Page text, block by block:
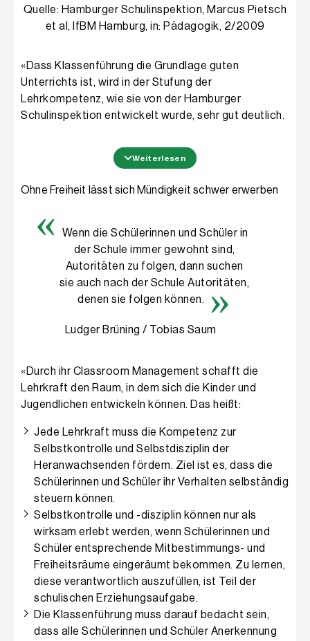
Quelle: Hamburger Schulinspektion, Marcus Pietsch
et al, IfBM Hamburg, in: Pädagogik, 2/2009
«Dass Klassenführung die Grundlage guten
Unterrichts ist, wird in der Stufung der
Lehrkompetenz, wie sie von der Hamburger
Schulinspektion entwickelt wurde, sehr gut deutlich.
beobachteten Unterrichtsstunden wurden die
Kompetenzen der Lehrerinnen und Lehrer
Forschung eine Einschätzung vorgenommen, welche
aufbauen. Dabei wurde deutlich: Ein gutes Lernklima
und eine ausgeprägte Klassenführungskompetenz
sind die Basis des gesamten Lehrerhandelns.
Stufe 1: Grundlegend ist, dass ein lernförderliches
Unterrichtsklima geschaffen wird, dass dem
Unterricht klare Strukturen zugrunde liegen und dass
ist wertschätzend und respektvoll und auch die
Heranwachsenden gehen freundlich miteinander um.
Klassenführung aufbauen, in der Transparenz über
die Ziele und Abläufe des Unterrichts herrscht, die
Lernzeit hoch ist und die Lehrkraft mit Störungen
angemessen und effektiv umgeht.
Stufe 3: Diese Ebene ermöglicht wiederum einen
Unterricht, in dem die Schülerinnen und Schüler
Lernstrategien erwerben und mit diesen aktiv lernen.
Stufe 4: Und erst auf dieser Basis ist ein Unterricht
möglich, in dem individualisiert bzw. differenziert wird
und in dem die Heranwachsenden den Lernprozess
zeitweise selbst steuern und organisieren.
Weiterlesen
Ohne Freiheit lässt sich Mündigkeit schwer erwerben
Wenn die Schülerinnen und Schüler in
der Schule immer gewohnt sind,
Autoritäten zu folgen, dann suchen
sie auch nach der Schule Autoritäten,
denen sie folgen können.
Ludger Brüning / Tobias Saum
«Durch ihr Classroom Management schafft die
Lehrkraft den Raum, in dem sich die Kinder und
Jugendlichen entwickeln können. Das heißt:
Jede Lehrkraft muss die Kompetenz zur
Selbstkontrolle und Selbstdisziplin der
Heranwachsenden fördern. Ziel ist es, dass die
Schülerinnen und Schüler ihr Verhalten selbständig
steuern können.
Selbstkontrolle und -disziplin können nur als
wirksam erlebt werden, wenn Schülerinnen und
Schüler entsprechende Mitbestimmungs- und
Freiheitsräume eingeräumt bekommen. Zu lernen,
diese verantwortlich auszufüllen, ist Teil der
schulischen Erziehungsaufgabe.
Die Klassenführung muss darauf bedacht sein,
dass alle Schülerinnen und Schüler Anerkennung